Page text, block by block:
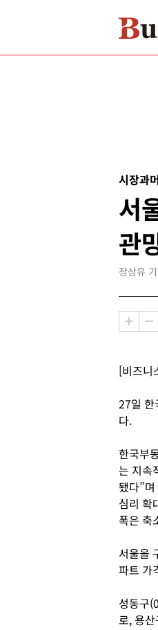
시장과
서
관
장상유
[비즈니
27일 한
다.
한국부
는 지속
됐다”
심리 확
폭은 축
서울을
파트 가
성동구
로, 용